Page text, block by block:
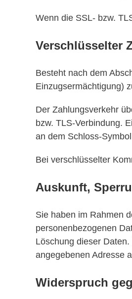
Wenn die SSL- bzw.
Verschlüsselter
Besteht nach dem
Einzugsermächtigung)
Der Zahlungsverkehr
bzw. TLS-Verbindung.
an dem Schloss-
Bei verschlüsselter
Auskunft,
Sie haben im Rahmen
personenbezogenen
Löschung dieser
angegebenen Adresse
Widerspruch